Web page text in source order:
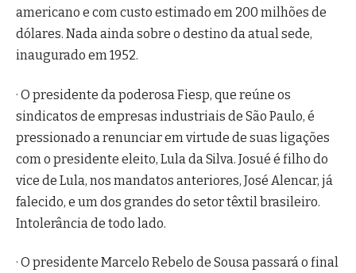
americano e com custo estimado em 200 milhões de
dólares. Nada ainda sobre o destino da atual sede,
inaugurado em 1952.
· O presidente da poderosa Fiesp, que reúne os
sindicatos de empresas industriais de São Paulo, é
pressionado a renunciar em virtude de suas ligações
com o presidente eleito, Lula da Silva. Josué é filho do
vice de Lula, nos mandatos anteriores, José Alencar, já
falecido, e um dos grandes do setor têxtil brasileiro.
Intolerância de todo lado.
· O presidente Marcelo Rebelo de Sousa passará o final